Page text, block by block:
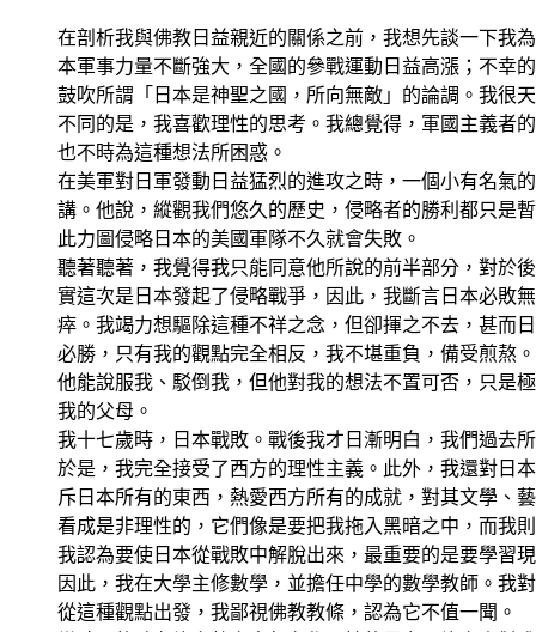
在剖析我與佛教日益親近的關係之前，我想先談一下我
本軍事力量不斷強大，全國的參戰運動日益高漲；不幸
鼓吹所謂「日本是神聖之國，所向無敵」的論調。我很
不同的是，我喜歡理性的思考。我總覺得，軍國主義者
也不時為這種想法所困惑。
在美軍對日軍發動日益猛烈的進攻之時，一個小有名氣
講。他說，縱觀我們悠久的歷史，侵略者的勝利都只是
此力圖侵略日本的美國軍隊不久就會失敗。
聽著聽著，我覺得我只能同意他所說的前半部分，對於
實這次是日本發起了侵略戰爭，因此，我斷言日本必敗
瘁。我竭力想驅除這種不祥之念，但卻揮之不去，甚而
必勝，只有我的觀點完全相反，我不堪重負，備受煎熬
他能說服我、駁倒我，但他對我的想法不置可否，只是
我的父母。
我十七歲時，日本戰敗。戰後我才日漸明白，我們過去
於是，我完全接受了西方的理性主義。此外，我還對日
斥日本所有的東西，熱愛西方所有的成就，對其文學、
看成是非理性的，它們像是要把我拖入黑暗之中，而我
我認為要使日本從戰敗中解脫出來，最重要的是要學習
因此，我在大學主修數學，並擔任中學的數學教師。我
從這種觀點出發，我鄙視佛教教條，認為它不值一聞。